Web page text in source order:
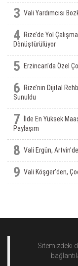
3 Vali Yardımcısı
4
Rize’de Yol
Dönüştürülüyor
5 Erzincan’da Özel
6
Rize’nin Dijital
Sunuldu
7
İlde En Yüksek
Paylaşım
8 Vali Ergün,
9 Vali Köşger’den,
Sitemizdeki